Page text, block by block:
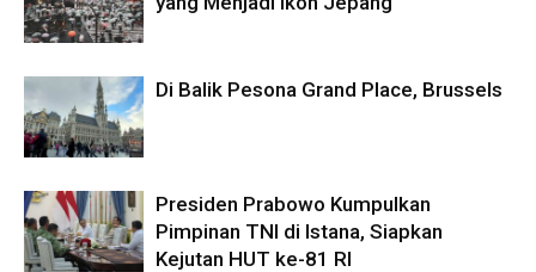
Di Balik Pesona Grand Place, Brussels
Presiden Prabowo Kumpulkan
Pimpinan TNI di Istana, Siapkan
Kejutan HUT ke-81 RI